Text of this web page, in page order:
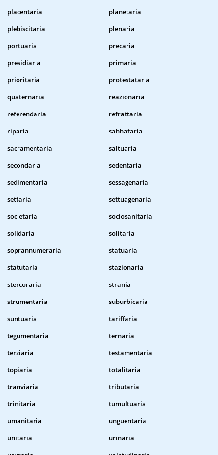
placentaria
planetaria
plebiscitaria
plenaria
portuaria
precaria
presidiaria
primaria
prioritaria
protestataria
quaternaria
reazionaria
referendaria
refrattaria
riparia
sabbataria
sacramentaria
saltuaria
secondaria
sedentaria
sedimentaria
sessagenaria
settaria
settuagenaria
societaria
sociosanitaria
solidaria
solitaria
soprannumeraria
statuaria
statutaria
stazionaria
stercoraria
strania
strumentaria
suburbicaria
suntuaria
tariffaria
tegumentaria
ternaria
terziaria
testamentaria
topiaria
totalitaria
tranviaria
tributaria
trinitaria
tumultuaria
umanitaria
unguentaria
unitaria
urinaria